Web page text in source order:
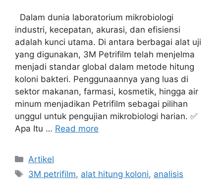
Dalam dunia laboratorium mikrobiologi
industri, kecepatan, akurasi, dan efisiensi
adalah kunci utama. Di antara berbagai alat uji
yang digunakan, 3M Petrifilm telah menjelma
menjadi standar global dalam metode hitung
koloni bakteri. Penggunaannya yang luas di
sektor makanan, farmasi, kosmetik, hingga air
minum menjadikan Petrifilm sebagai pilihan
unggul untuk pengujian mikrobiologi harian. ✅
Apa Itu … Read more
Categories
Artikel
Tags
3M petrifilm, alat hitung koloni, analisis